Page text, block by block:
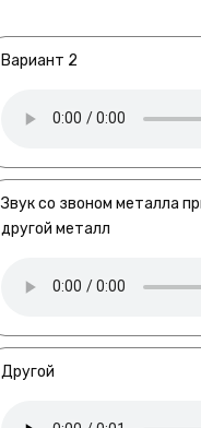
Вариант 2
Звук со звоном металла
другой металл
Другой